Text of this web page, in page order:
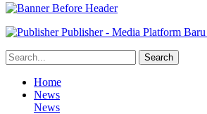
Publisher - Media Platform
Home
News
News